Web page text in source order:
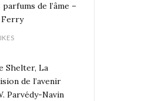
parfums de l’âme –
Shelter, La
de l’avenir
Parvédy-Navin